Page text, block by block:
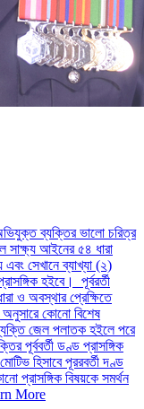
ব্যক্তির ভালো চরিত্র
সাক্ষ্য আইনের ৫৪ ধারা
সেখানে ব্যাখ্যা (২)
হইবে। পূর্বরর্তী
ও অবস্থার প্রেক্ষিতে
অনুসারে কোনো বিশেষ
জেল পলাতক হইলে পরে
পূর্ববর্তী ডণ্ড প্রাসঙ্গিক
হিসাবে পূররবর্তী দণ্ড
প্রাসঙ্গিক বিষয়কে সমর্থন
More